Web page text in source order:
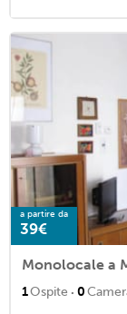
a partire da
39€
Monolocale a
1Ospite · 0